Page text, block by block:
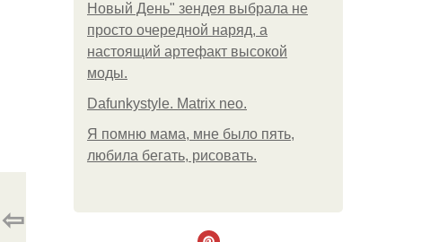
Новый День" зендея выбрала не
просто очередной наряд, а
настоящий артефакт высокой
моды.
Dafunkystyle. Matrix neo.
Я помню мама, мне было пять,
любила бегать, рисовать.
⇦